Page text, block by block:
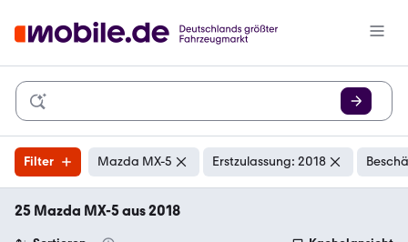
Filter Mazda MX-5 Erstzulassung: 2018
25 Mazda MX-5 aus 2018